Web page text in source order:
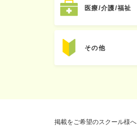
医療/介護/福祉
その他
掲載をご希望のスクール様へ